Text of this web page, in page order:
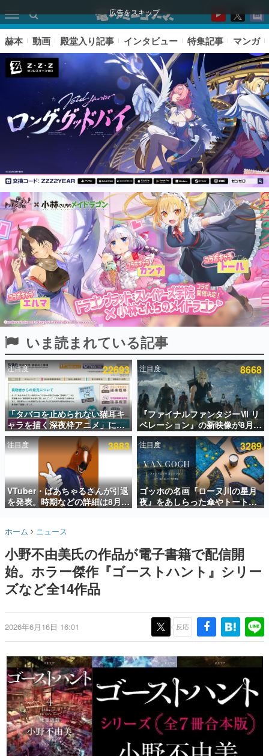
広告をスキップ
ピックアップ
電ファミのいま読まれている記事ランキング
アプリセール情報
インタビュー
連載・特集一覧
殿堂入り記事
SNS拡散数が数千以上！ ページビュー数万以上！ などな
ど。多くの人々に読まれた、電ファミ渾身の“殿堂入り”記
事をまとめました。
ゲームの企画書
名作ゲームクリエイターの方々に製作時のエピソードをお
聞きし、ヒットする企画（ゲーム）とは何か？を探ってい
きます。
赫本
この物語を解いてはいけない。『赫本』は、〈試験問題〉
の形をした短編ホラー小説集です。
新世代に訊く
これからのデジタルゲーム市場を担う若きクリエイター達
の姿を追い、彼らのルーツと情熱を探っていきます。
ゲームに多大な影響を受けた作家さんに取材し、ゲームが
日本のコンテンツ産業やカルチャーに与えた影響を探る企
画です。
日本モバイルゲーム産業史
日本のモバイルゲーム史における主要なトピック・タイト
ルを網羅するほか、開発者へのインタビューや識者による
若ゲのいたり〜ゲームクリエイターの青春〜
『うつヌケ』『ペンと箸』等で知られるマンガ家・田中圭
一先生によるゲーム業界レポートマンガです。
なんでゲームは面白い？
ゲーム開発者・hamatsu氏がゲームの魅力を画面や操作の
具体的な形から解き明かしていく、硬派で骨太な評論連載
です。
ゲームが変えた日本語
「経験値」「裏技」「ラスボス」… ゲームにまつわる言葉
の起源や用法の変遷を、コンピューター文化史研究家・タ
イニーP氏が徹底調査。
赫本 動画 殿堂入り記事 インタビュー 特集記事 マンガ
いま読まれている記事
注目度 22693
「タバコを止められない猫耳キ
ャラを描く深夜枠アニメ」に視
聴者の一部から批判意見。違法
薬物の使用と思しき描写も含め
て、BPOが議論を交わす
注目度 8668
『ファイナルファンタジーⅦ リ
ベレーション』の新映像が8月
26日早朝に公開へ。『FF7』リ
メイクシリーズの完結編、
「gamescom」のオープニング
ナイトライブにてディレクター
の浜口直樹氏が登壇する予定
注目度 3883
VTuber・ばあちゃるさんが引退
を発表。時期などの詳細は8月9
日15時からの配信で説明
注目度 3289
ゴッホの名画『ローヌ川の星月
夜』をあしらった傘やトートバ
ッグなどが登場。8月7日21時よ
ホーム ニュース
小野不由美氏の作品が電子書籍で配信開
始。ホラー傑作『ゴーストハント』シリー
ズなど全14作品
2026年6月16日 16:01 反応